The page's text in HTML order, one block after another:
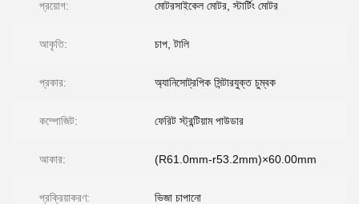
প্রয়োগ: মোটরসাইকেল মোটর, স্টার্টিং মোটর
আকৃতি: চাপ, টালি
প্রকার: অ্যানিসোট্রপিক সিন্টারযুক্ত চুম্বক
কম্পোজিট: ফেরিট স্ট্রন্টিয়াম পাউডার
আকার: (R61.0mm-r53.2mm)×60.00mm
প্রক্রিয়াকরণ: ভিজা চাপানো